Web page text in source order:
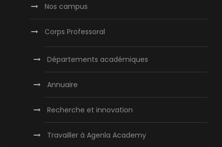
Nos campus
Corps Professoral
Départements académiques
Annuaire
Recherche et innovation
Travailler à Agenla Academy